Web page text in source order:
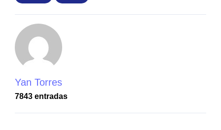
Yan Torres
7843 entradas